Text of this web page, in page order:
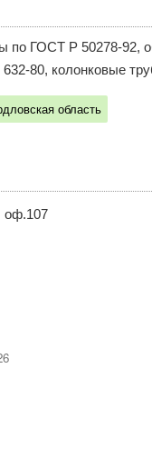
по ГОСТ Р 50278-92,
80, колонковые
область
оф.107